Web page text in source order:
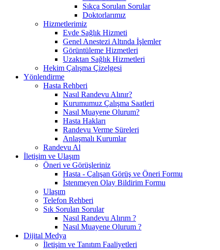
Sıkça Sorulan Sorular
Doktorlarımız
Hizmetlerimiz
Evde Sağlık Hizmeti
Genel Anestezi Altında İşlemler
Görüntüleme Hizmetleri
Uzaktan Sağlık Hizmetleri
Hekim Çalışma Çizelgesi
Yönlendirme
Hasta Rehberi
Nasıl Randevu Alınır?
Kurumumuz Çalışma Saatleri
Nasıl Muayene Olurum?
Hasta Hakları
Randevu Verme Süreleri
Anlaşmalı Kurumlar
Randevu Al
İletişim ve Ulaşım
Öneri ve Görüşleriniz
Hasta - Çalışan Görüş ve Öneri Formu
İstenmeyen Olay Bildirim Formu
Ulaşım
Telefon Rehberi
Sık Sorulan Sorular
Nasıl Randevu Alırım ?
Nasıl Muayene Olurum ?
Dijital Medya
İletişim ve Tanıtım Faaliyetleri